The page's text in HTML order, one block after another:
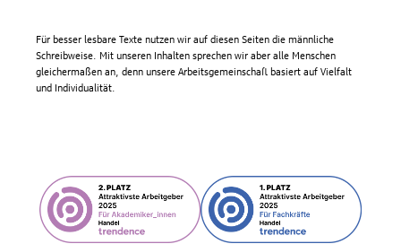
Für besser lesbare Texte nutzen wir auf diesen Seiten die männliche
Schreibweise. Mit unseren Inhalten sprechen wir aber alle Menschen
gleichermaßen an, denn unsere Arbeitsgemeinschaft basiert auf Vielfalt
und Individualität.